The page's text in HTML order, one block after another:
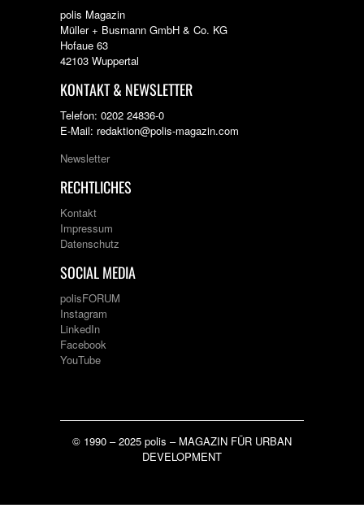
polis Magazin
Müller + Busmann GmbH & Co. KG
Hofaue 63
42103 Wuppertal
KONTAKT & NEWSLETTER
Telefon: 0202 24836-0
E-Mail: redaktion@polis-magazin.com
Newsletter
RECHTLICHES
Kontakt
Impressum
Datenschutz
SOCIAL MEDIA
polisFORUM
Instagram
LinkedIn
Facebook
YouTube
© 1990 – 2025 polis – MAGAZIN FÜR URBAN
DEVELOPMENT